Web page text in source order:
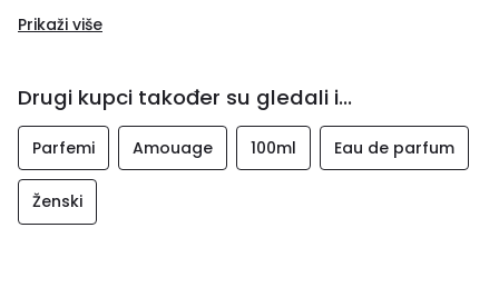
mošus, Sandalovo drvo, Kedar i Vanilija.
Prikaži više
Drugi kupci također su gledali i...
Parfemi Amouage 100ml Eau de parfum
Ženski